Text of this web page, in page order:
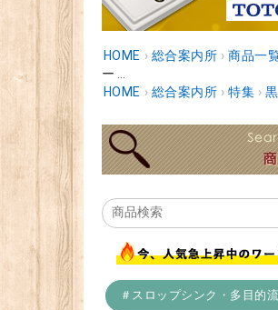
HOME › 総合案内所 › 商品一
ー ...
HOME › 総合案内所 › 特集 ›
＃スロップシンク・多目的